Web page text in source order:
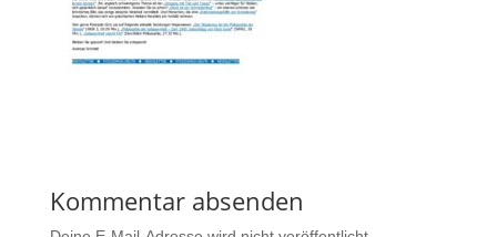
Kommentar absenden